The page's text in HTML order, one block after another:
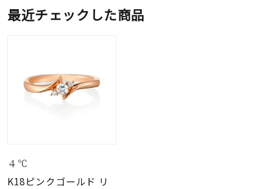
最近チェックした商品
４℃
K18ピンクゴールド リ